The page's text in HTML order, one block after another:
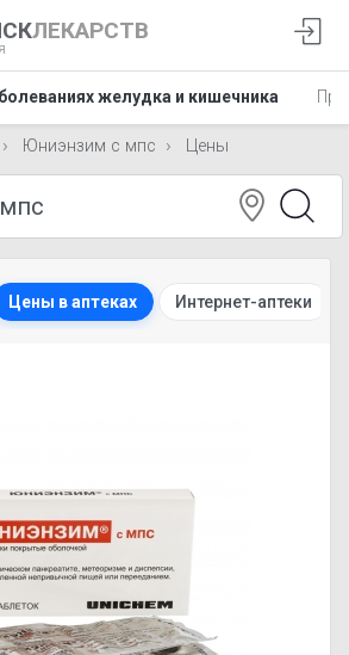
ЛЕКАРСТВ
желудка и кишечника
Юниэнзим с мпс Цены
Цены в аптеках Интернет-аптеки